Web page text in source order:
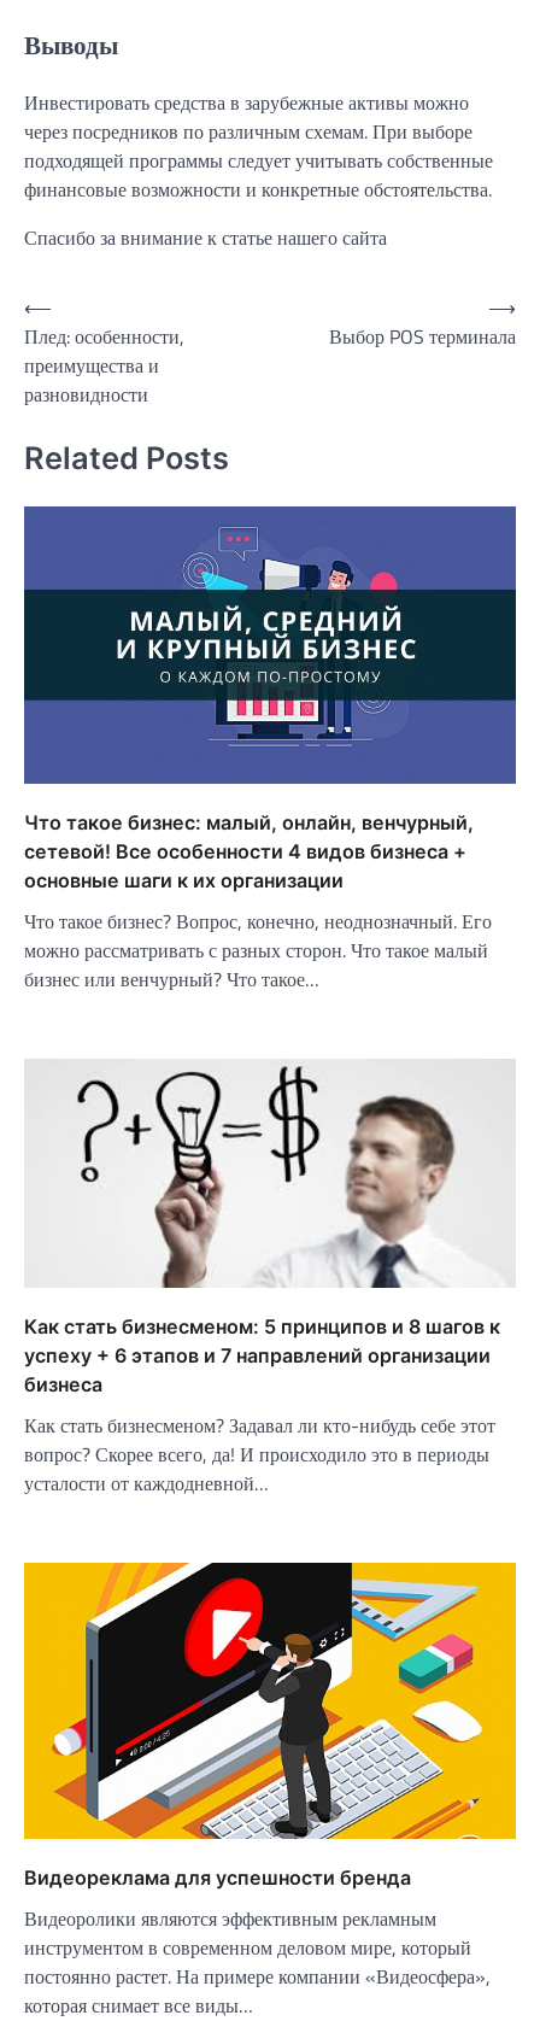
Выводы
Инвестировать средства в зарубежные активы можно
через посредников по различным схемам. При выборе
подходящей программы следует учитывать собственные
финансовые возможности и конкретные обстоятельства.
Спасибо за внимание к статье нашего сайта
Навигация
по
записям
⟵
Плед: особенности,
преимущества и
разновидности
Выбор POS терминала
⟶
Related Posts
Что такое бизнес: малый, онлайн, венчурный,
сетевой! Все особенности 4 видов бизнеса +
основные шаги к их организации
Что такое бизнес? Вопрос, конечно, неоднозначный. Его
можно рассматривать с разных сторон. Что такое малый
бизнес или венчурный? Что такое…
Как стать бизнесменом: 5 принципов и 8 шагов к
успеху + 6 этапов и 7 направлений организации
бизнеса
Как стать бизнесменом? Задавал ли кто-нибудь себе этот
вопрос? Скорее всего, да! И происходило это в периоды
усталости от каждодневной…
Видеореклама для успешности бренда
Видеоролики являются эффективным рекламным
инструментом в современном деловом мире, который
постоянно растет. На примере компании «Видеосфера»,
которая снимает все виды…